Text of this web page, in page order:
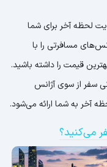
لحظه آخر برای شما
مسافرتی را با
قیمت را داشته باشید.
سفر از سوی آژانس
آخر به شما ارائه می‌شود.
می‌کنید؟